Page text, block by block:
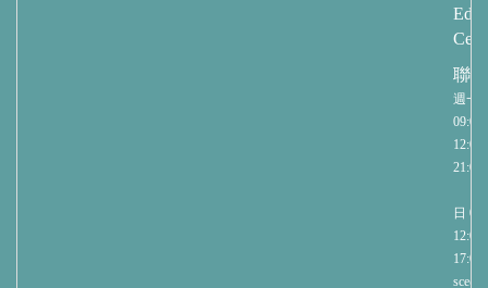
聯
週一
09:00-
21:00
日
17:00